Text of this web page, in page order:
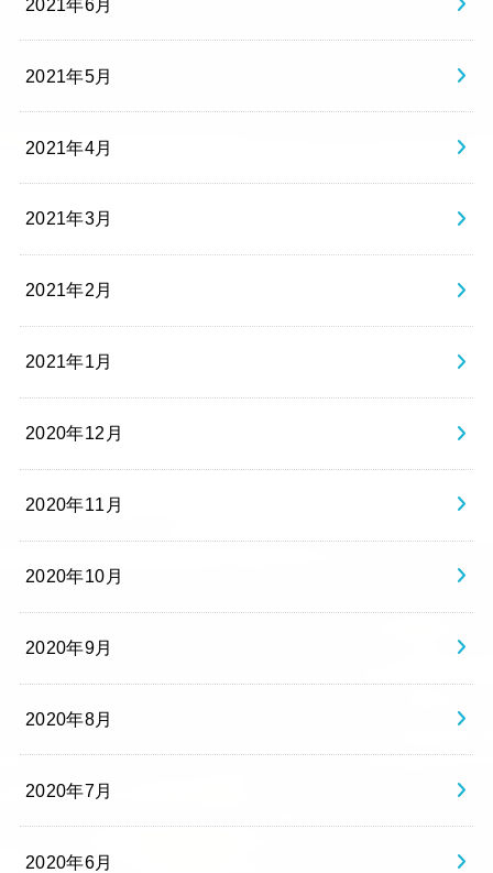
2021年6月
2021年5月
2021年4月
2021年3月
2021年2月
2021年1月
2020年12月
2020年11月
2020年10月
2020年9月
2020年8月
2020年7月
2020年6月